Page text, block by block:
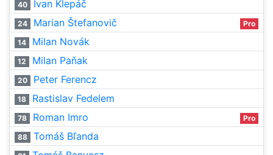
40 Ivan Klepáč
24 Marian Štefanovič Pro
14 Milan Novák
12 Milan Paňak
20 Peter Ferencz
18 Rastislav Fedelem
78 Roman Imro Pro
88 Tomáš Bľanda